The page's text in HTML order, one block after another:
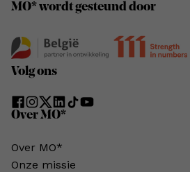
MO* wordt gesteund door
Volg ons
Over MO*
Over MO*
Onze missie